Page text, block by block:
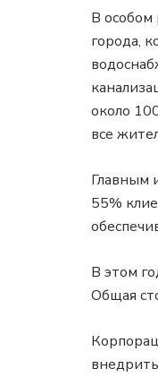
В
города,
около
все
Главным
55%
В этом
Общая